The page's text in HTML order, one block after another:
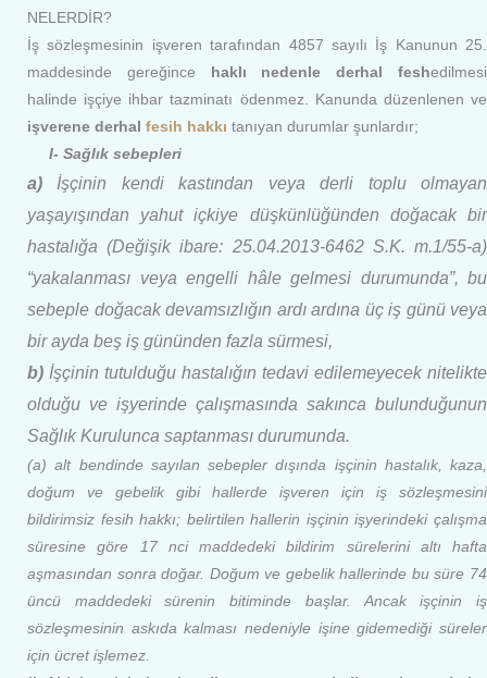
NELERDİR?
İş sözleşmesinin işveren tarafından 4857 sayılı İş Kanunun 25.
maddesinde gereğince
haklı nedenle derhal feshedilmesi
halinde işçiye ihbar tazminatı ödenmez. Kanunda düzenlenen ve
işverene derhal fesih hakkı tanıyan durumlar şunlardır;
I- Sağlık sebepleri
a) İşçinin kendi kastından veya derli toplu olmayan
yaşayışından yahut içkiye düşkünlüğünden doğacak bir
hastalığa (Değişik ibare: 25.04.2013-6462 S.K. m.1/55-a)
“yakalanması veya engelli hâle gelmesi durumunda”, bu
sebeple doğacak devamsızlığın ardı ardına üç iş günü veya
bir ayda beş iş gününden fazla sürmesi,
b) İşçinin tutulduğu hastalığın tedavi edilemeyecek nitelikte
olduğu ve işyerinde çalışmasında sakınca bulunduğunun
Sağlık Kurulunca saptanması durumunda.
(a) alt bendinde sayılan sebepler dışında işçinin hastalık, kaza,
doğum ve gebelik gibi hallerde işveren için iş sözleşmesini
bildirimsiz fesih hakkı; belirtilen hallerin işçinin işyerindeki çalışma
süresine göre 17 nci maddedeki bildirim sürelerini altı hafta
aşmasından sonra doğar. Doğum ve gebelik hallerinde bu süre 74
üncü maddedeki sürenin bitiminde başlar. Ancak işçinin iş
sözleşmesinin askıda kalması nedeniyle işine gidemediği süreler
için ücret işlemez.